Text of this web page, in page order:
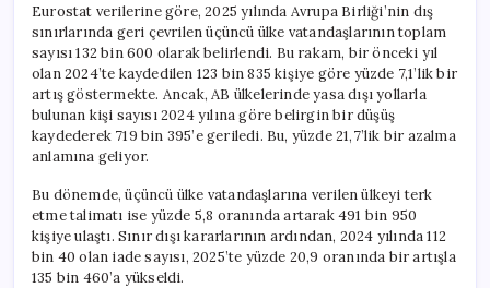
Eurostat verilerine göre, 2025 yılında Avrupa Birliği’nin dış
sınırlarında geri çevrilen üçüncü ülke vatandaşlarının toplam
sayısı 132 bin 600 olarak belirlendi. Bu rakam, bir önceki yıl
olan 2024’te kaydedilen 123 bin 835 kişiye göre yüzde 7,1’lik bir
artış göstermekte. Ancak, AB ülkelerinde yasa dışı yollarla
bulunan kişi sayısı 2024 yılına göre belirgin bir düşüş
kaydederek 719 bin 395’e geriledi. Bu, yüzde 21,7’lik bir azalma
anlamına geliyor.
Bu dönemde, üçüncü ülke vatandaşlarına verilen ülkeyi terk
etme talimatı ise yüzde 5,8 oranında artarak 491 bin 950
kişiye ulaştı. Sınır dışı kararlarının ardından, 2024 yılında 112
bin 40 olan iade sayısı, 2025’te yüzde 20,9 oranında bir artışla
135 bin 460’a yükseldi.